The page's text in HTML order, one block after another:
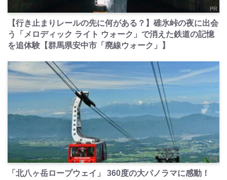
PR
【行き止まりレールの先に何がある？】碓氷峠の夜に出会
う「メロディック ライト ウォーク」で消えた鉄道の記憶
を追体験【群馬県安中市「廃線ウォーク」】
PR
「北八ヶ岳ロープウェイ」 360度の大パノラマに感動！